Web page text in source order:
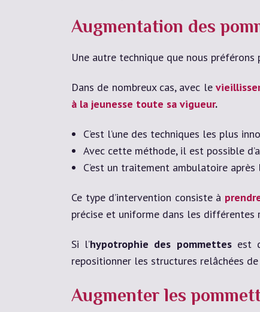
Augmentation des
Une autre technique que nous préférons
Dans de nombreux cas, avec le
à la jeunesse toute sa vigueur.
C’est l’une des techniques les plus
Avec cette méthode, il est possible
C’est un traitement ambulatoire
Ce type d’intervention consiste à
précise et uniforme dans les différentes
Si l’hypotrophie des pommettesest
repositionner les structures relâchées
Augmenter les